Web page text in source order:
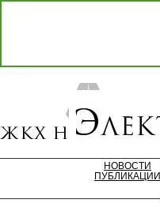
НОВОСТИ
ПУБЛИКАЦИИ